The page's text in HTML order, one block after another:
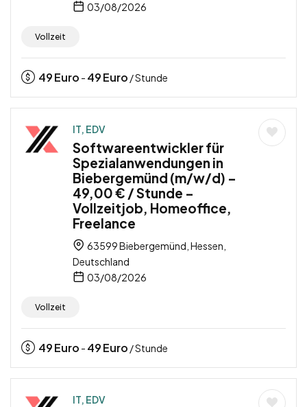
03/08/2026
Vollzeit
49Euro - 49Euro / Stunde
IT, EDV
Softwareentwickler für
Spezialanwendungen in
Biebergemünd (m/w/d) –
49,00 € / Stunde –
Vollzeitjob, Homeoffice,
Freelance
63599 Biebergemünd, Hessen,
Deutschland
03/08/2026
Vollzeit
49Euro - 49Euro / Stunde
IT, EDV